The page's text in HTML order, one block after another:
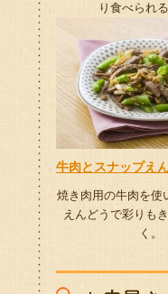
り食べられ
牛肉とスナップえ
焼き肉用の牛肉を使
えんどうで彩りも
く。